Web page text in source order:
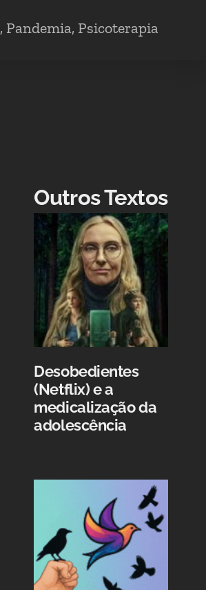
, Pandemia, Psicoterapia
Outros Textos
Desobedientes
(Netflix) e a
medicalização da
adolescência